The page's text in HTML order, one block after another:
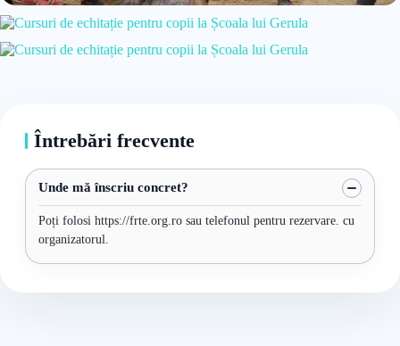
Întrebări frecvente
Unde mă înscriu concret?
Poți folosi https://frte.org.ro sau telefonul pentru rezervare. cu
organizatorul.